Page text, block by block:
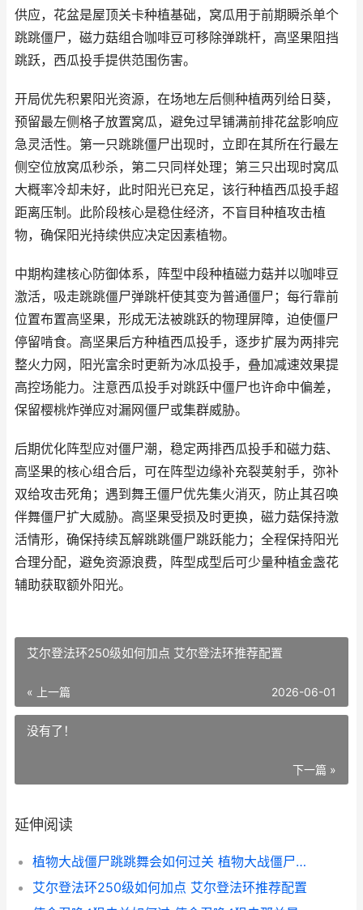
供应，花盆是屋顶关卡种植基础，窝瓜用于前期瞬杀单个
跳跳僵尸，磁力菇组合咖啡豆可移除弹跳杆，高坚果阻挡
跳跃，西瓜投手提供范围伤害。
开局优先积累阳光资源，在场地左后侧种植两列给日葵，
预留最左侧格子放置窝瓜，避免过早铺满前排花盆影响应
急灵活性。第一只跳跳僵尸出现时，立即在其所在行最左
侧空位放窝瓜秒杀，第二只同样处理；第三只出现时窝瓜
大概率冷却未好，此时阳光已充足，该行种植西瓜投手超
距离压制。此阶段核心是稳住经济，不盲目种植攻击植
物，确保阳光持续供应决定因素植物。
中期构建核心防御体系，阵型中段种植磁力菇并以咖啡豆
激活，吸走跳跳僵尸弹跳杆使其变为普通僵尸；每行靠前
位置布置高坚果，形成无法被跳跃的物理屏障，迫使僵尸
停留啃食。高坚果后方种植西瓜投手，逐步扩展为两排完
整火力网，阳光富余时更新为冰瓜投手，叠加减速效果提
高控场能力。注意西瓜投手对跳跃中僵尸也许命中偏差，
保留樱桃炸弹应对漏网僵尸或集群威胁。
后期优化阵型应对僵尸潮，稳定两排西瓜投手和磁力菇、
高坚果的核心组合后，可在阵型边缘补充裂荚射手，弥补
双给攻击死角；遇到舞王僵尸优先集火消灭，防止其召唤
伴舞僵尸扩大威胁。高坚果受损及时更换，磁力菇保持激
活情形，确保持续瓦解跳跳僵尸跳跃能力；全程保持阳光
合理分配，避免资源浪费，阵型成型后可少量种植金盏花
辅助获取额外阳光。
艾尔登法环250级如何加点 艾尔登法环推荐配置
« 上一篇 2026-06-01
没有了！
下一篇 »
延伸阅读
植物大战僵尸跳跳舞会如何过关 植物大战僵尸跳跳僵尸怎么打
艾尔登法环250级如何加点 艾尔登法环推荐配置